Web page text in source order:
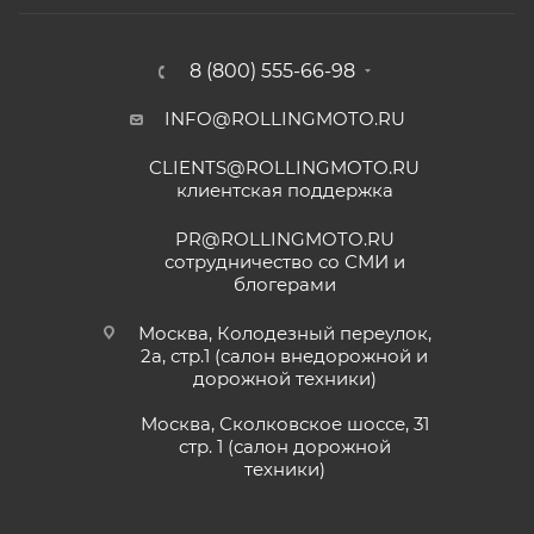
смогли ) сделали все быстро и
Анна
25 июня
Приобрели питбайк сыну в данном салон,
все отлично, сын счастлив. Грамотно
консультируют, спасибо Матвею, на связи
онлайн. Заказали нулевое ТО, доставка
быстрая, салон рекомендую.
Отзыв Яндекс.Карты
9 июня
8 (800) 555-66-98
INFO@ROLLINGMOTO.RU
CLIENTS@ROLLINGMOTO.RU
клиентская поддержка
PR@ROLLINGMOTO.RU
сотрудничество со СМИ и
блогерами
Москва, Колодезный переулок,
2а, стр.1 (салон внедорожной и
дорожной техники)
Москва, Сколковское шоссе, 31
стр. 1 (салон дорожной
техники)